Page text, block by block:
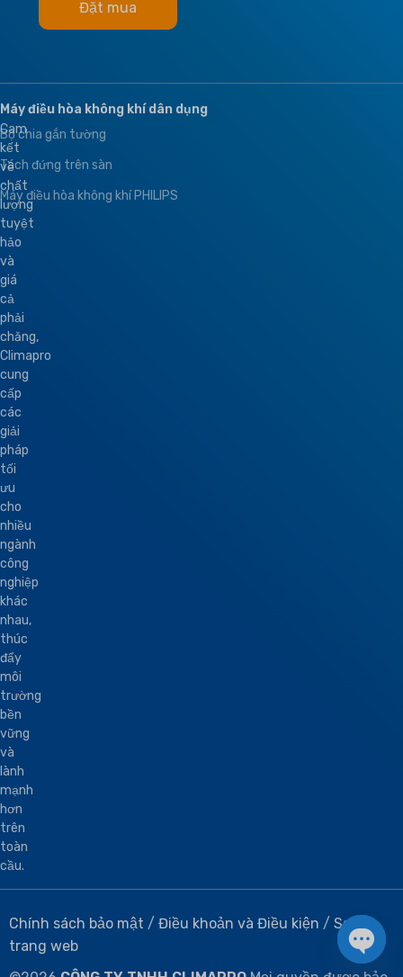
Cam
kết
về
chất
lượng
tuyệt
hảo
và
giá
cả
phải
chăng,
Climapro
cung
cấp
các
giải
pháp
tối
ưu
cho
nhiều
ngành
công
nghiệp
khác
nhau,
thúc
đẩy
môi
trường
bền
vững
và
lành
mạnh
hơn
trên
toàn
cầu.
Máy điều hòa không khí dân dụng
Bộ chia gắn tường
Tách đứng trên sàn
Máy điều hòa không khí PHILIPS
Chính sách bảo mật / Điều khoản và Điều kiện / Sơ đồ
trang web